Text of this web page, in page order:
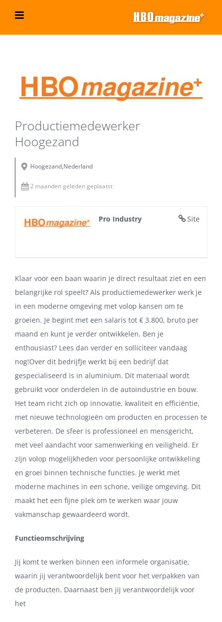
inhoud
grotere
afbeelding
Productiemedewerker
Hoogezand
Hoogezand,Nederland
2 maanden geleden geplaatst
Site
Pro Industry
Klaar voor een baan waarin je direct resultaat ziet en een
belangrijke rol speelt? Als productiemedewerker werk je
in een moderne omgeving met volop kansen om te
groeien. Je begint met een salaris tot € 3.800, bruto per
maand en kunt je verder ontwikkelen. Ben je
enthousiast? Lees dan verder en solliciteer vandaag
nog!Over dit bedrijfJe werkt bij een bedrijf dat
gespecialiseerd is in aluminium. Dit materiaal wordt
gebruikt voor onderdelen in de autoindustrie en bouw.
Het team richt zich op innovatie, kwaliteit en efficiëntie,
met nieuwe technologieën om producten en processen te
verbeteren. De sfeer is professioneel en mensgericht,
met veel aandacht voor samenwerking en veiligheid. Er
zijn volop mogelijkheden voor persoonlijke ontwikkeling
en groei binnen technische functies. Je werkt met
moderne machines in een schone, veilige omgeving. Dit
maakt het een fijne plek om te werken waar jouw
vakmanschap gewaardeerd wordt.
Functieomschrijving
Jij komt te werken binnen een informele organisatie,
waarin jij verantwoordelijk bent voor het verpakken van
de producten. Daarnaast ben jij verantwoordelijk voor
het